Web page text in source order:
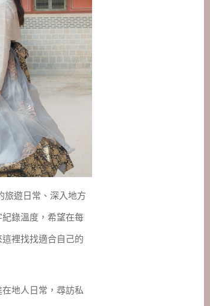
旅遊日常、深入地方
錄溫度，希望在每
裡找找適合自己的
地人日常，尋訪私